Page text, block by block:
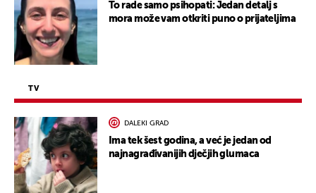
To rade samo psihopati: Jedan detalj s
mora može vam otkriti puno o prijateljima
TV
DALEKI GRAD
Ima tek šest godina, a već je jedan od
najnagrađivanijih dječjih glumaca